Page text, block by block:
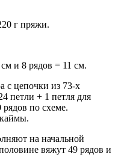
г пряжи.
и 8 рядов = 11 см.
с цепочки из 73-х
петли + 1 петля для
по схеме.
на начальной
вяжут 49 рядов и